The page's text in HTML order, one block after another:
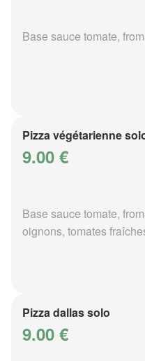
Base sauce tomate,
Pizza végétarienne
9.00 €
Base sauce tomate,
oignons, tomates
Pizza dallas solo
9.00 €